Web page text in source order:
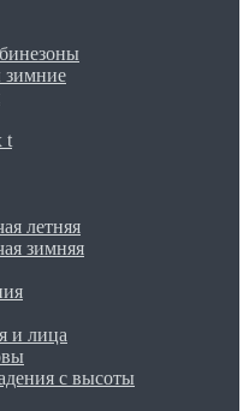
зимние
t
летняя
зимняя
и лица
с высоты